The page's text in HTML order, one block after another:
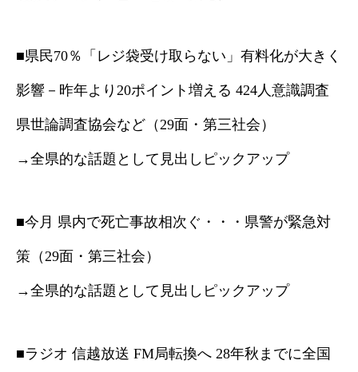
■県民70％「レジ袋受け取らない」有料化が大きく
影響－昨年より20ポイント増える 424人意識調査
県世論調査協会など（29面・第三社会）
→全県的な話題として見出しピックアップ
■今月 県内で死亡事故相次ぐ・・・県警が緊急対
策（29面・第三社会）
→全県的な話題として見出しピックアップ
■ラジオ 信越放送 FM局転換へ 28年秋までに全国